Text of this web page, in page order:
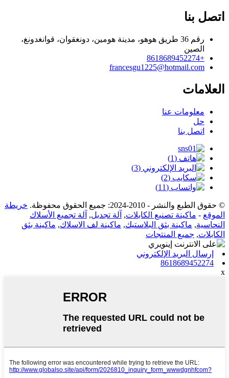
اتصل بنا
رقم 36 طريق هوهو، مدينة هومين، دونغقوان، قوانغدونغ،
الصين
+8618689452274
francesgu1225@hotmail.com
العلامات
معلومات عنا
حل
اتصل بنا
© حقوق الطبع والنشر - 2010-2024: جميع الحقوق محفوظة.
خريطة
الموقع - ماكينة تصنيع الكابلات, آلة تجديل, آلة تجميع الأسلاك
النحاسية, ماكينة بثق البلاستيك, ماكينة لف الاسلاك, ماكينة بثق
الكابلات, جميع المنتجات
إرسال البريد الإلكتروني
8618689452274
x